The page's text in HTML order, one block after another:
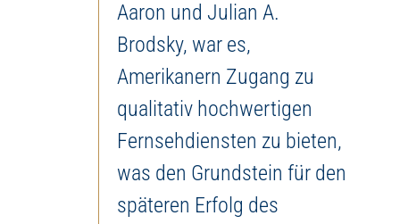
Aaron und Julian A.
Brodsky, war es,
Amerikanern Zugang zu
qualitativ hochwertigen
Fernsehdiensten zu bieten,
was den Grundstein für den
späteren Erfolg des